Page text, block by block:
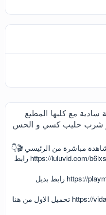
مع كلبها المطيع
شرب حليب كسي و الحس
مباشرة من الرئيسي 🎬👇
⬇️ 🔥 الجزء الاول https://luluvid.com/b6lxsaamggdq رابط
https://playmogo.com/d/ldgqyd43x16b رابط بديل
https://vidara.to/v/FpUXwr9TNkGoC تحميل الاول من هنا